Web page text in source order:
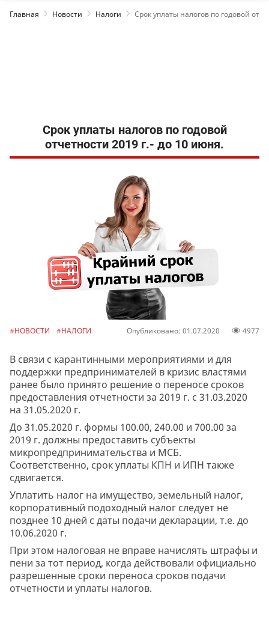
Главная Новости Налоги Срок уплаты налогов по годовой
Срок уплаты налогов по годовой
отчетности 2019 г.- до 10 июня.
#НОВОСТИ #НАЛОГИ Опубликовано: 01.07.2020 4977
В связи с карантинными мероприятиями и для
поддержки предпринимателей в кризис властями
ранее было принято решение о переносе сроков
предоставления отчетности за 2019 г. с 31.03.2020
на 31.05.2020 г.
До 31.05.2020 г. формы 100.00, 240.00 и 700.00 за
2019 г. должны предоставить субъекты
микропредпринимательства и МСБ.
Соответственно, срок уплаты КПН и ИПН также
сдвигается.
Уплатить налог на имущество, земельный налог,
корпоративный подоходный налог следует не
позднее 10 дней с даты подачи декларации, т.е. до
10.06.2020 г.
При этом налоговая не вправе начислять штрафы и
пени за тот период, когда действовали официально
разрешенные сроки переноса сроков подачи
отчетности и уплаты налогов.